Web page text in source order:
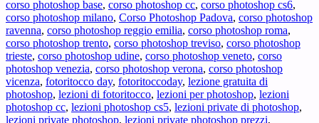
corso photoshop base, corso photoshop cc, corso photoshop cs6,
corso photoshop milano, Corso Photoshop Padova, corso photoshop
ravenna, corso photoshop reggio emilia, corso photoshop roma,
corso photoshop trento, corso photoshop treviso, corso photoshop
trieste, corso photoshop udine, corso photoshop veneto, corso
photoshop venezia, corso photoshop verona, corso photoshop
vicenza, fotoritocco day, fotoritoccoday, lezione gratuita di
photoshop, lezioni di fotoritocco, lezioni per photoshop, lezioni
photoshop cc, lezioni photoshop cs5, lezioni private di photoshop,
lezioni private photoshop, lezioni private photoshop prezzi,